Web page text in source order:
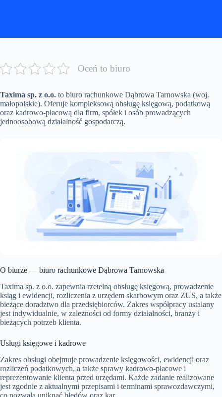
Oceń to biuro
Taxima sp. z o.o. to biuro rachunkowe Dąbrowa Tarnowska (woj.
małopolskie). Oferuje kompleksową obsługę księgową, podatkową
oraz kadrowo-płacową dla firm, spółek i osób prowadzących
jednoosobową działalność gospodarczą.
O biurze — biuro rachunkowe Dąbrowa Tarnowska
Taxima sp. z o.o. zapewnia rzetelną obsługę księgową, prowadzenie
ksiąg i ewidencji, rozliczenia z urzędem skarbowym oraz ZUS, a także
bieżące doradztwo dla przedsiębiorców. Zakres współpracy ustalany
jest indywidualnie, w zależności od formy działalności, branży i
bieżących potrzeb klienta.
Usługi księgowe i kadrowe
Zakres obsługi obejmuje prowadzenie księgowości, ewidencji oraz
rozliczeń podatkowych, a także sprawy kadrowo-płacowe i
reprezentowanie klienta przed urzędami. Każde zadanie realizowane
jest zgodnie z aktualnymi przepisami i terminami sprawozdawczymi,
co pozwala uniknąć błędów oraz kar.